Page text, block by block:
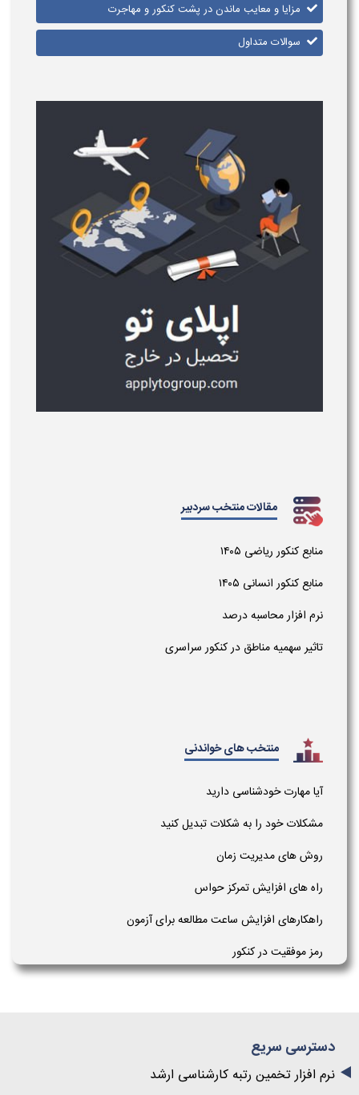
مزایا و معایب ماندن در پشت کنکور و مهاجرت
سوالات متداول
مقالات منتخب سردبیر
منابع کنکور ریاضی ۱۴۰۵
منابع کنکور انسانی ۱۴۰۵
نرم افزار محاسبه درصد
تاثیر سهمیه مناطق در کنکور سراسری
منتخب های خواندنی
آیا مهارت خودشناسی دارید
مشکلات خود را به شکلات تبدیل کنید
روش های مدیریت زمان
راه های افزایش تمرکز حواس
راهکارهای افزایش ساعت مطالعه برای آزمون
رمز موفقیت در کنکور
دسترسی سریع
نرم افزار تخمین رتبه کارشناسی ارشد